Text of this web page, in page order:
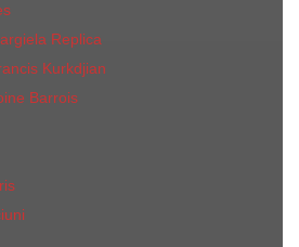
Replica
Kurkdjian
Barrois